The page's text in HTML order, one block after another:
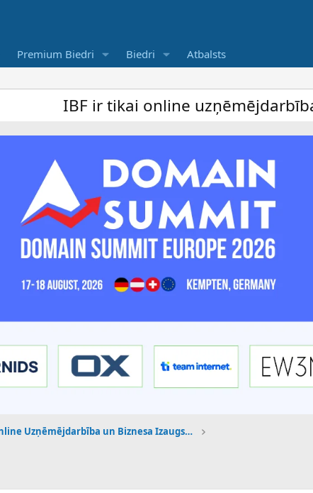
Premium Biedri Biedri Atbalsts
IBF ir tikai online uzņēmējdarbība
Online Uzņēmējdarbība un Biznesa Izaugsme